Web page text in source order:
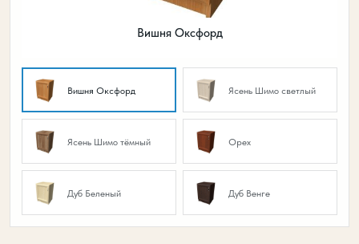
Вишня Оксфорд
Вишня Оксфорд Ясень Шимо светлый
Ясень Шимо тёмный Орех
Дуб Беленый Дуб Венге